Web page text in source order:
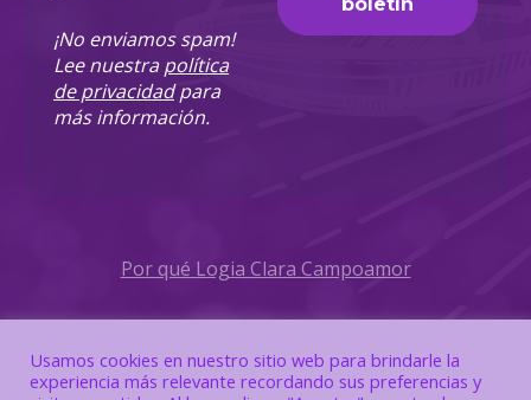
¡No enviamos spam!
Lee nuestrapolítica
de privacidadpara
más información.
Por qué Logia Clara Campoamor
Política de Privacidad
Política de Cookies
Usamos cookies en nuestro sitio web para brindarle la
experiencia más relevante recordando sus preferencias y